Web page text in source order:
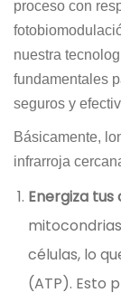
proceso con
nuestra
fundamentales
seguros y
Básicamente,
infrarroja
Energiza tus
células, lo
(ATP). Esto